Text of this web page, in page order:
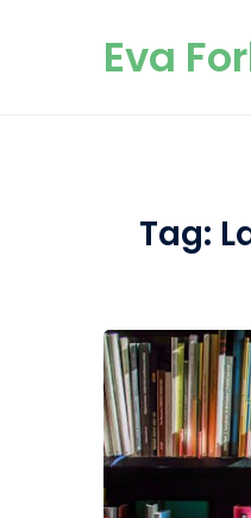
Eva
Tag: